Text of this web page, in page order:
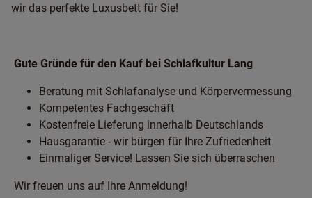
wir das perfekte Luxusbett für Sie!
Gute Gründe für den Kauf bei Schlafkultur Lang
Beratung mit Schlafanalyse und Körpervermessung
Kompetentes Fachgeschäft
Kostenfreie Lieferung innerhalb Deutschlands
Hausgarantie - wir bürgen für Ihre Zufriedenheit
Einmaliger Service! Lassen Sie sich überraschen
Wir freuen uns auf Ihre Anmeldung!